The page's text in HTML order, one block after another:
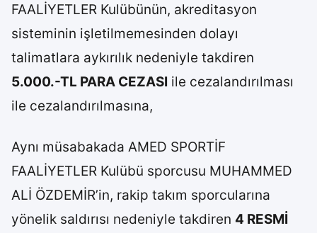
FAALİYETLER Kulübünün, akreditasyon
sisteminin işletilmemesinden dolayı
talimatlara aykırılık nedeniyle takdiren
5.000.-TL PARA CEZASI ile cezalandırılması
ile cezalandırılmasına,
Aynı müsabakada AMED SPORTİF
FAALİYETLER Kulübü sporcusu MUHAMMED
ALİ ÖZDEMİR’in, rakip takım sporcularına
yönelik saldırısı nedeniyle takdiren 4 RESMİ